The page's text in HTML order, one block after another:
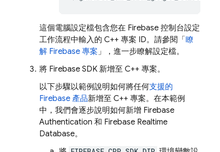
這個電腦設定檔包含您在 Firebase 控制台設定
工作流程中輸入的 C++ 專案 ID。請參閱「 瞭
解 Firebase 專案」，進一步瞭解設定檔。
將 Firebase SDK 新增至 C++ 專案。
以下步驟以範例說明如何將任何支援的
Firebase 產品新增至 C++ 專案。在本範例
中，我們會逐步說明如何新增 Firebase
Authentication 和 Firebase Realtime
Database。